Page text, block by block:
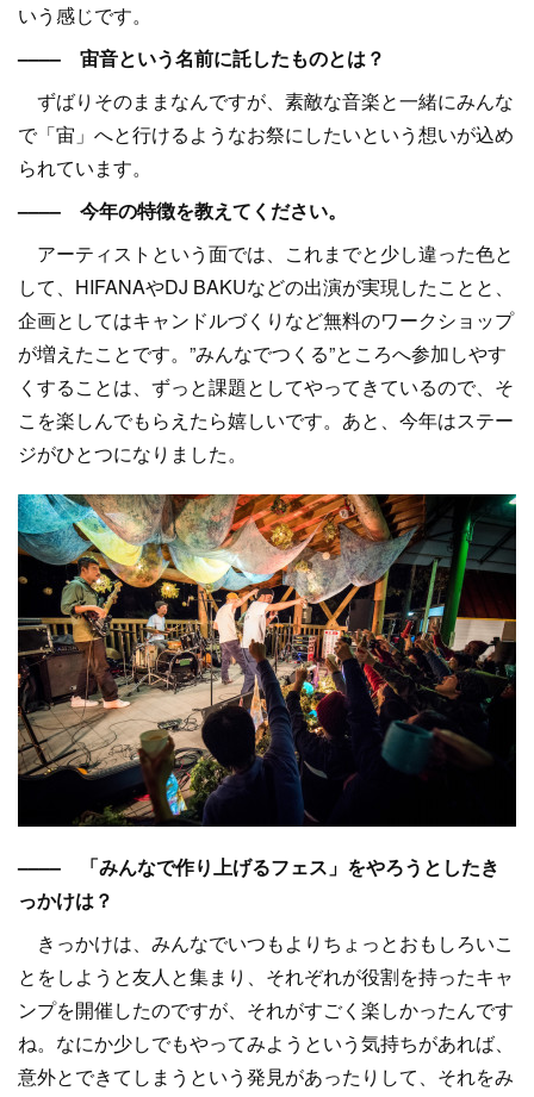
いう感じです。
–––– 宙音という名前に託したものとは？
ずばりそのままなんですが、素敵な音楽と一緒にみんな
で「宙」へと行けるようなお祭にしたいという想いが込め
られています。
–––– 今年の特徴を教えてください。
アーティストという面では、これまでと少し違った色と
して、HIFANAやDJ BAKUなどの出演が実現したことと、
企画としてはキャンドルづくりなど無料のワークショップ
が増えたことです。”みんなでつくる”ところへ参加しやす
くすることは、ずっと課題としてやってきているので、そ
こを楽しんでもらえたら嬉しいです。あと、今年はステー
ジがひとつになりました。
–––– 「みんなで作り上げるフェス」をやろうとしたき
っかけは？
きっかけは、みんなでいつもよりちょっとおもしろいこ
とをしようと友人と集まり、それぞれが役割を持ったキャ
ンプを開催したのですが、それがすごく楽しかったんです
ね。なにか少しでもやってみようという気持ちがあれば、
意外とできてしまうという発見があったりして、それをみ